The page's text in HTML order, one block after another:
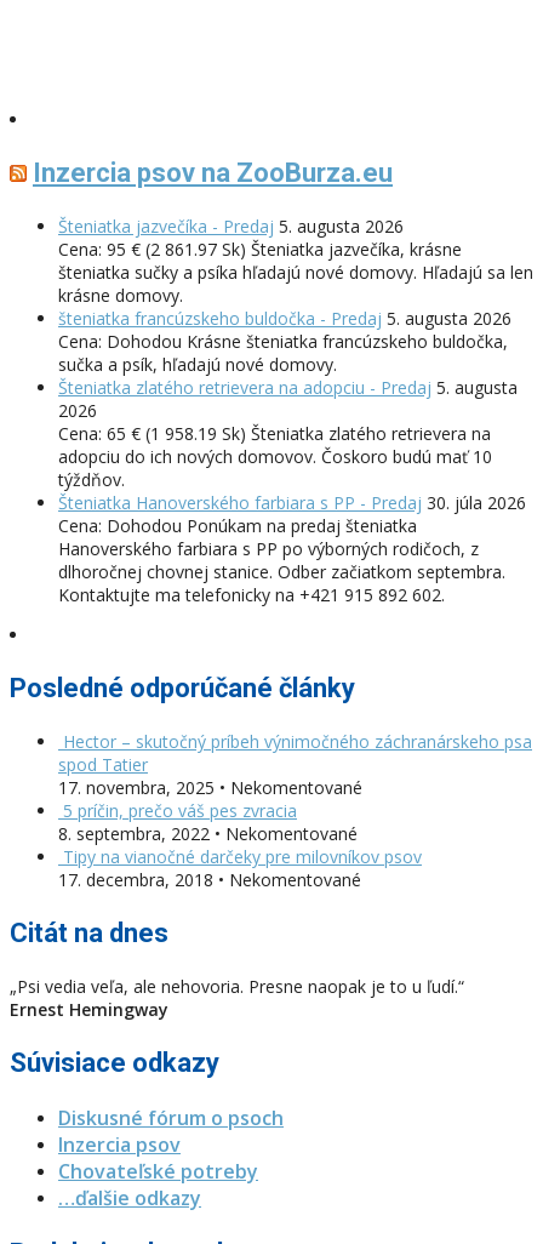
Inzercia psov na ZooBurza.eu
Šteniatka jazvečíka - Predaj 5. augusta 2026
Cena: 95 € (2 861.97 Sk) Šteniatka jazvečíka, krásne
šteniatka sučky a psíka hľadajú nové domovy. Hľadajú sa len
krásne domovy.
šteniatka francúzskeho buldočka - Predaj 5. augusta 2026
Cena: Dohodou Krásne šteniatka francúzskeho buldočka,
sučka a psík, hľadajú nové domovy.
Šteniatka zlatého retrievera na adopciu - Predaj 5. augusta
2026
Cena: 65 € (1 958.19 Sk) Šteniatka zlatého retrievera na
adopciu do ich nových domovov. Čoskoro budú mať 10
týždňov.
Šteniatka Hanoverského farbiara s PP - Predaj 30. júla 2026
Cena: Dohodou Ponúkam na predaj šteniatka
Hanoverského farbiara s PP po výborných rodičoch, z
dlhoročnej chovnej stanice. Odber začiatkom septembra.
Kontaktujte ma telefonicky na +421 915 892 602.
Posledné odporúčané články
Hector – skutočný príbeh výnimočného záchranárskeho psa
spod Tatier
17. novembra, 2025 • Nekomentované
5 príčin, prečo váš pes zvracia
8. septembra, 2022 • Nekomentované
Tipy na vianočné darčeky pre milovníkov psov
17. decembra, 2018 • Nekomentované
Citát na dnes
„Psi vedia veľa, ale nehovoria. Presne naopak je to u ľudí.“
Ernest Hemingway
Súvisiace odkazy
Diskusné fórum o psoch
Inzercia psov
Chovateľské potreby
…ďalšie odkazy